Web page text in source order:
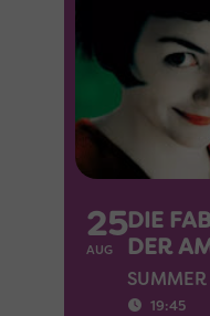
25
AUG
DIE
DER
19:45